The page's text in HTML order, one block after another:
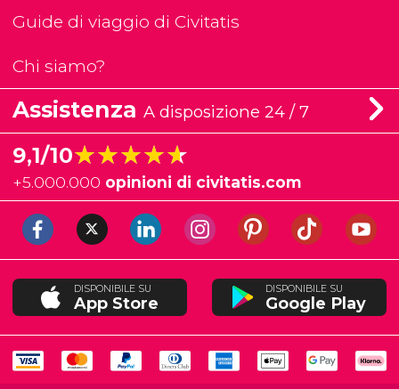
Guide di viaggio di Civitatis
Chi siamo?
Assistenza A disposizione 24 / 7
9,1/10★★★★★
★★★★★
+5.000.000 opinioni di civitatis.com
DISPONIBILE SU
App Store
DISPONIBILE SU
Google Play